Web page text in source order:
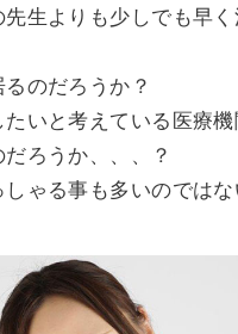
生よりも少しでも早
のだろうか？
いと考えている医療
ろうか、、、？
ゃる事も多いのではな